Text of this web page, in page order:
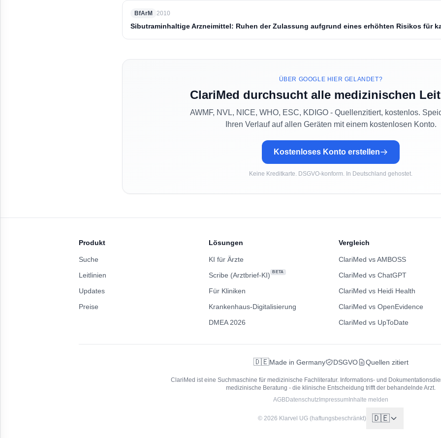
BfArM 2010
Sibutraminhaltige Arzneimittel: Ruhen der Zulassung aufgrund eines erhöhten Risikos für
ÜBER GOOGLE HIER GELANDET?
ClariMed durchsucht alle medizinischen
AWMF, NVL, NICE, WHO, ESC, KDIGO - Quellenzitiert, kostenlos.
Ihren Verlauf auf allen Geräten mit einem kostenlosen Konto.
Kostenloses Konto erstellen
Keine Kreditkarte. DSGVO-konform. In Deutschland gehostet.
Produkt
Suche
Leitlinien
Updates
Preise
Lösungen
KI für Ärzte
Scribe (Arztbrief-KI)
BETA
Für Kliniken
Krankenhaus-Digitalisierung
DMEA 2026
Vergleich
ClariMed vs AMBOSS
ClariMed vs ChatGPT
ClariMed vs Heidi Health
ClariMed vs OpenEvidence
ClariMed vs UpToDate
🇩🇪Made in Germany DSGVO Quellen zitiert
ClariMed ist eine Suchmaschine für medizinische Fachliteratur. Informations- und
medizinische Beratung - die klinische Entscheidung trifft der behandelnde Arzt.
AGBDatenschutz Impressum Inhalte melden
© 2026 Klarvel UG (haftungsbeschränkt) 🇩🇪